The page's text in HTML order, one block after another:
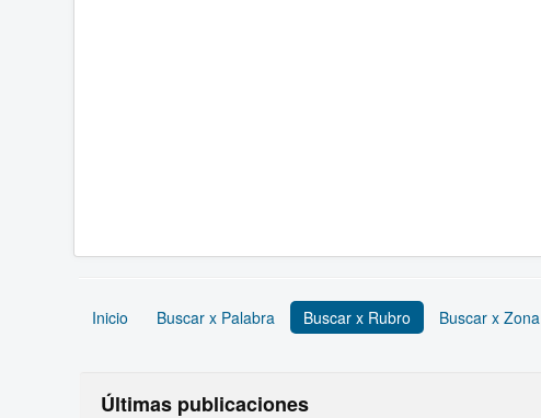
Inicio Buscar x Palabra Buscar x Rubro Buscar x Zona
Últimas publicaciones